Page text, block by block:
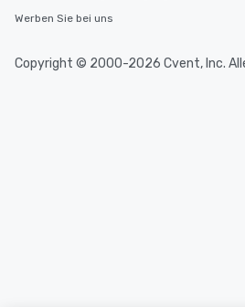
Werben Sie bei uns
Copyright © 2000-2026 Cvent, Inc.